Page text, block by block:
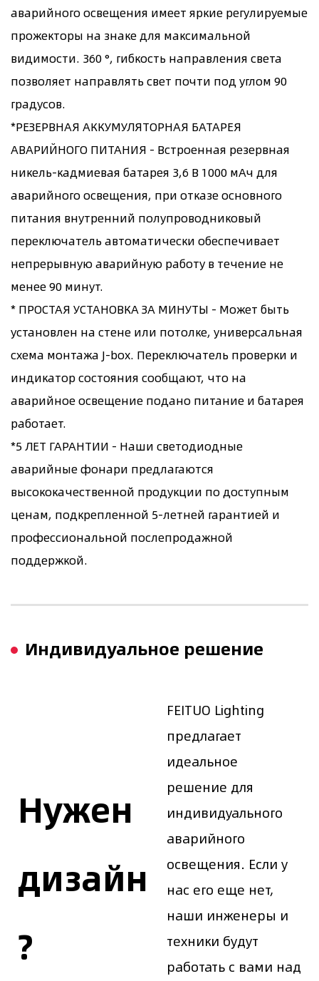
аварийного освещения имеет яркие регулируемые
прожекторы на знаке для максимальной
видимости. 360 °, гибкость направления света
позволяет направлять свет почти под углом 90
градусов.
*РЕЗЕРВНАЯ АККУМУЛЯТОРНАЯ БАТАРЕЯ
АВАРИЙНОГО ПИТАНИЯ - Встроенная резервная
никель-кадмиевая батарея 3,6 В 1000 мАч для
аварийного освещения, при отказе основного
питания внутренний полупроводниковый
переключатель автоматически обеспечивает
непрерывную аварийную работу в течение не
менее 90 минут.
* ПРОСТАЯ УСТАНОВКА ЗА МИНУТЫ - Может быть
установлен на стене или потолке, универсальная
схема монтажа J-box. Переключатель проверки и
индикатор состояния сообщают, что на
аварийное освещение подано питание и батарея
работает.
*5 ЛЕТ ГАРАНТИИ - Наши светодиодные
аварийные фонари предлагаются
высококачественной продукции по доступным
ценам, подкрепленной 5-летней гарантией и
профессиональной послепродажной
поддержкой.
Индивидуальное решение
Нужен
дизайн
?
FEITUO Lighting
предлагает
идеальное
решение для
индивидуального
аварийного
освещения. Если у
нас его еще нет,
наши инженеры и
техники будут
работать с вами над